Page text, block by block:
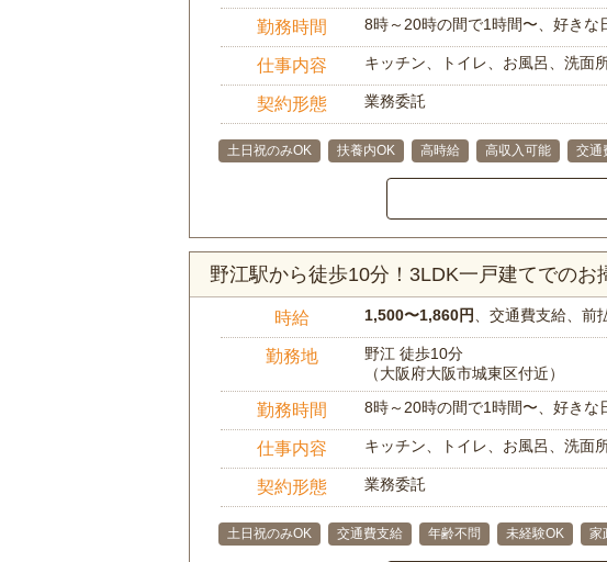
勤務時間 8時～20時の間で1時間〜、好きな
仕事内容 キッチン、トイレ、お風呂、洗面
契約形態 業務委託
土日祝のみOK 扶養内OK 高時給 高収入可能 交通
野江駅から徒歩10分！3LDK一戸建てでのお
時給 1,500〜1,860円 、交通費支給、前
勤務地
野江 徒歩10分
（大阪府大阪市城東区付近）
勤務時間 8時～20時の間で1時間〜、好きな
仕事内容 キッチン、トイレ、お風呂、洗面
契約形態 業務委託
土日祝のみOK 交通費支給 年齢不問 未経験OK 家